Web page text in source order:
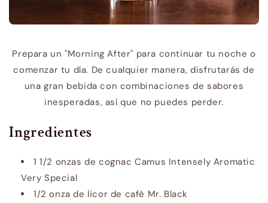
Prepara un "Morning After" para continuar tu noche o
comenzar tu día. De cualquier manera, disfrutarás de
una gran bebida con combinaciones de sabores
inesperadas, así que no puedes perder.
Ingredientes
1 1/2 onzas de cognac Camus Intensely Aromatic
Very Special
1/2 onza de licor de café Mr. Black